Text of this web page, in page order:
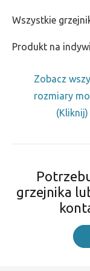
Wszystkie
Produkt na
Zobacz
rozmiary
(Kliknij)
grzejnika